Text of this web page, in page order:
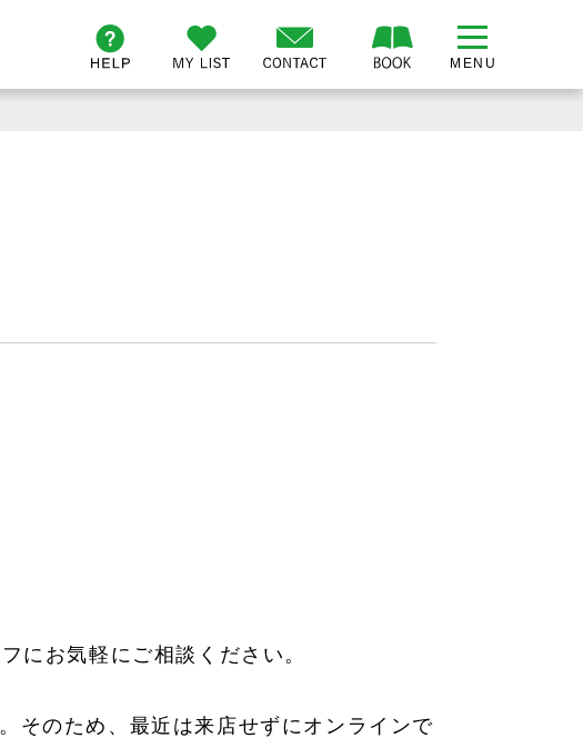
にお気軽にご相談ください。
そのため、最近は来店せずにオンラインで